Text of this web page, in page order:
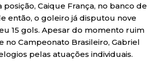
Caique França, no banco de
então, o goleiro já disputou nove
15 gols. Apesar do momento ruim
no Campeonato Brasileiro, Gabriel
pelas atuações individuais.